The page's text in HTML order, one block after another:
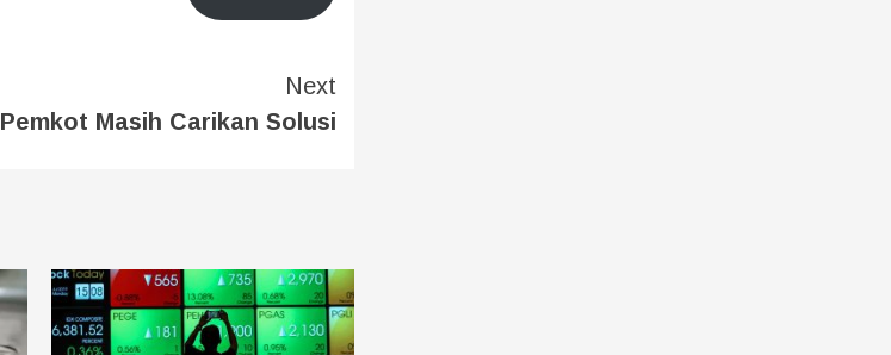
Next
Pemkot Masih Carikan Solusi